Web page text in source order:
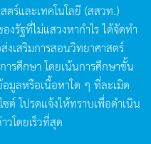
ร์และเทคโนโลยี (สสวท.)
งรัฐที่ไม่แสวงหากำไรได้จัดทำ
งเสริมการสอนวิทยาศาสตร์
ารศึกษา โดยเน้นการศึกษาขั้น
มูลหรือเนื้อหาใด ๆ ที่ละเมิด
ซต์โปรดแจ้งให้ทราบเพื่อดำเนิน
โดยเร็วที่สุด